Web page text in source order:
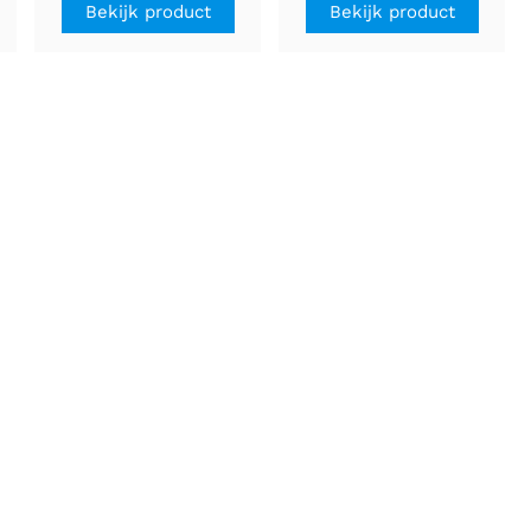
Bekijk product Bekijk product